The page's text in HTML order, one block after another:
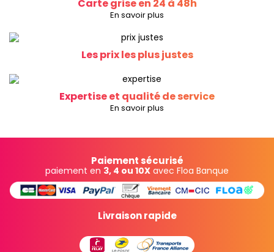
Carte grise en 24 à 48h
En savoir plus
Les prix les plus justes
Expertise et qualité de service
En savoir plus
Paiement sécurisé
paiement en 3, 4 ou 10X avec Floa Banque
Livraison rapide